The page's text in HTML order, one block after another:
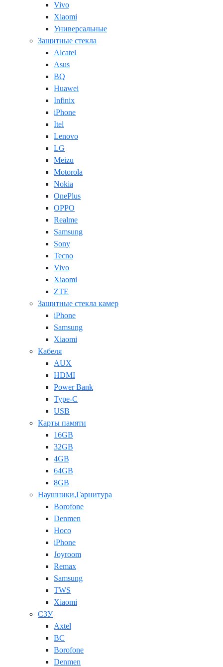
Vivo
Xiaomi
Универсальные
Защитные стекла
Alcatel
Asus
BQ
Huawei
Infinix
iPhone
Itel
Lenovo
LG
Meizu
Motorola
Nokia
OnePlus
OPPO
Realme
Samsung
Sony
Tecno
Vivo
Xiaomi
ZTE
Защитные стекла камер
iPhone
Samsung
Xiaomi
Кабеля
AUX
HDMI
Power Bank
Type-C
USB
Карты памяти
16GB
32GB
4GB
64GB
8GB
Наушники,Гарнитура
Borofone
Denmen
Hoco
iPhone
Joyroom
Remax
Samsung
TWS
Xiaomi
СЗУ
Axtel
BC
Borofone
Denmen